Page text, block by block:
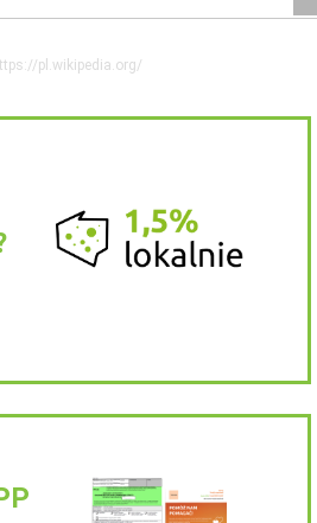
pl.wikipedia.org/